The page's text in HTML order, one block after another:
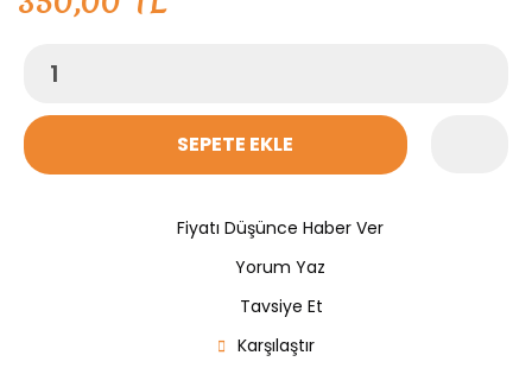
SEPETE EKLE
Fiyatı Düşünce Haber Ver
Yorum Yaz
Tavsiye Et
Karşılaştır